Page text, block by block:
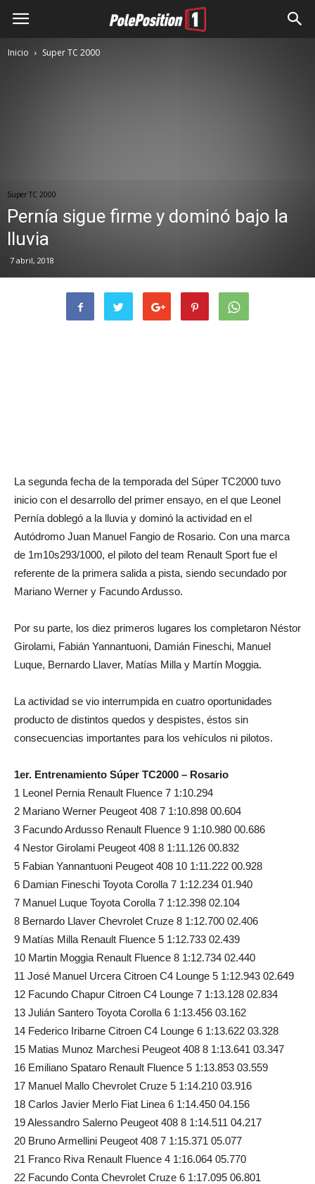
Inicio Super TC 2000
Super TC 2000
Pernía sigue firme y dominó bajo la
lluvia
7 abril, 2018
La segunda fecha de la temporada del Súper TC2000 tuvo
inicio con el desarrollo del primer ensayo, en el que Leonel
Pernía doblegó a la lluvia y dominó la actividad en el
Autódromo Juan Manuel Fangio de Rosario. Con una marca
de 1m10s293/1000, el piloto del team Renault Sport fue el
referente de la primera salida a pista, siendo secundado por
Mariano Werner y Facundo Ardusso.
Por su parte, los diez primeros lugares los completaron Néstor
Girolami, Fabián Yannantuoni, Damián Fineschi, Manuel
Luque, Bernardo Llaver, Matías Milla y Martín Moggia.
La actividad se vio interrumpida en cuatro oportunidades
producto de distintos quedos y despistes, éstos sin
consecuencias importantes para los vehículos ni pilotos.
1er. Entrenamiento Súper TC2000 – Rosario
1 Leonel Pernia Renault Fluence 7 1:10.294
2 Mariano Werner Peugeot 408 7 1:10.898 00.604
3 Facundo Ardusso Renault Fluence 9 1:10.980 00.686
4 Nestor Girolami Peugeot 408 8 1:11.126 00.832
5 Fabian Yannantuoni Peugeot 408 10 1:11.222 00.928
6 Damian Fineschi Toyota Corolla 7 1:12.234 01.940
7 Manuel Luque Toyota Corolla 7 1:12.398 02.104
8 Bernardo Llaver Chevrolet Cruze 8 1:12.700 02.406
9 Matías Milla Renault Fluence 5 1:12.733 02.439
10 Martin Moggia Renault Fluence 8 1:12.734 02.440
11 José Manuel Urcera Citroen C4 Lounge 5 1:12.943 02.649
12 Facundo Chapur Citroen C4 Lounge 7 1:13.128 02.834
13 Julián Santero Toyota Corolla 6 1:13.456 03.162
14 Federico Iribarne Citroen C4 Lounge 6 1:13.622 03.328
15 Matias Munoz Marchesi Peugeot 408 8 1:13.641 03.347
16 Emiliano Spataro Renault Fluence 5 1:13.853 03.559
17 Manuel Mallo Chevrolet Cruze 5 1:14.210 03.916
18 Carlos Javier Merlo Fiat Linea 6 1:14.450 04.156
19 Alessandro Salerno Peugeot 408 8 1:14.511 04.217
20 Bruno Armellini Peugeot 408 7 1:15.371 05.077
21 Franco Riva Renault Fluence 4 1:16.064 05.770
22 Facundo Conta Chevrolet Cruze 6 1:17.095 06.801